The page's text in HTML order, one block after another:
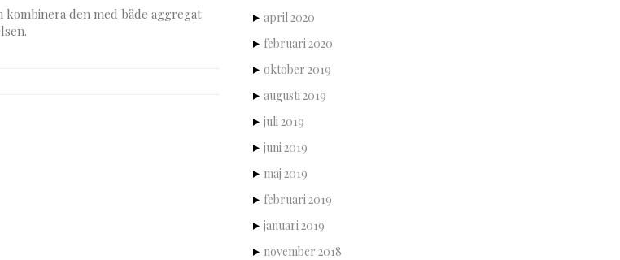
den med både aggregat
april 2020
februari 2020
oktober 2019
augusti 2019
juli 2019
juni 2019
maj 2019
februari 2019
januari 2019
november 2018